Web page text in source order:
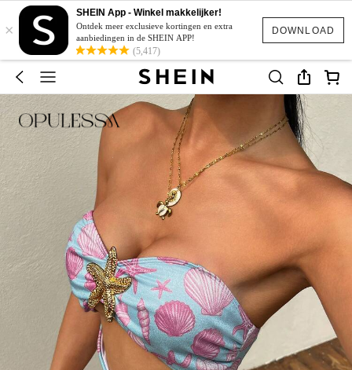
DOWNLOAD
×
SHEIN App - Winkel makkelijker!
Ontdek meer exclusieve kortingen en extra
aanbiedingen in de SHEIN APP!
(5,417)